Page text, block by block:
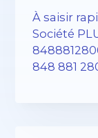
À saisir
Société
848 881